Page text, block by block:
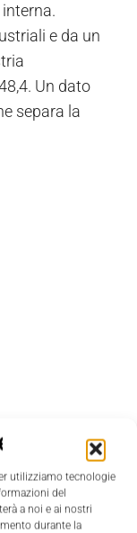
utilizziamo tecnologie
del
a noi e ai nostri
durante la
e da un
Un dato
separa la